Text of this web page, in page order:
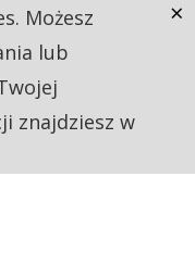
Możesz
lub
znajdziesz w
×